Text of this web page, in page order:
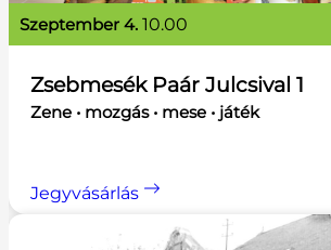
Zsebmesék Paár Julcsival 1
Zene • mozgás • mese • játék
szeptember 4. 10.00
Jegyvásárlás